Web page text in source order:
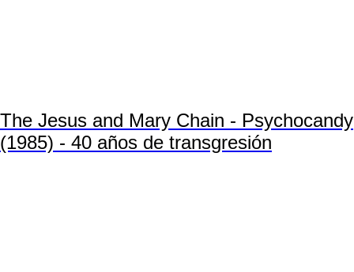
The Jesus and Mary Chain - Psychocandy
(1985) - 40 años de transgresión